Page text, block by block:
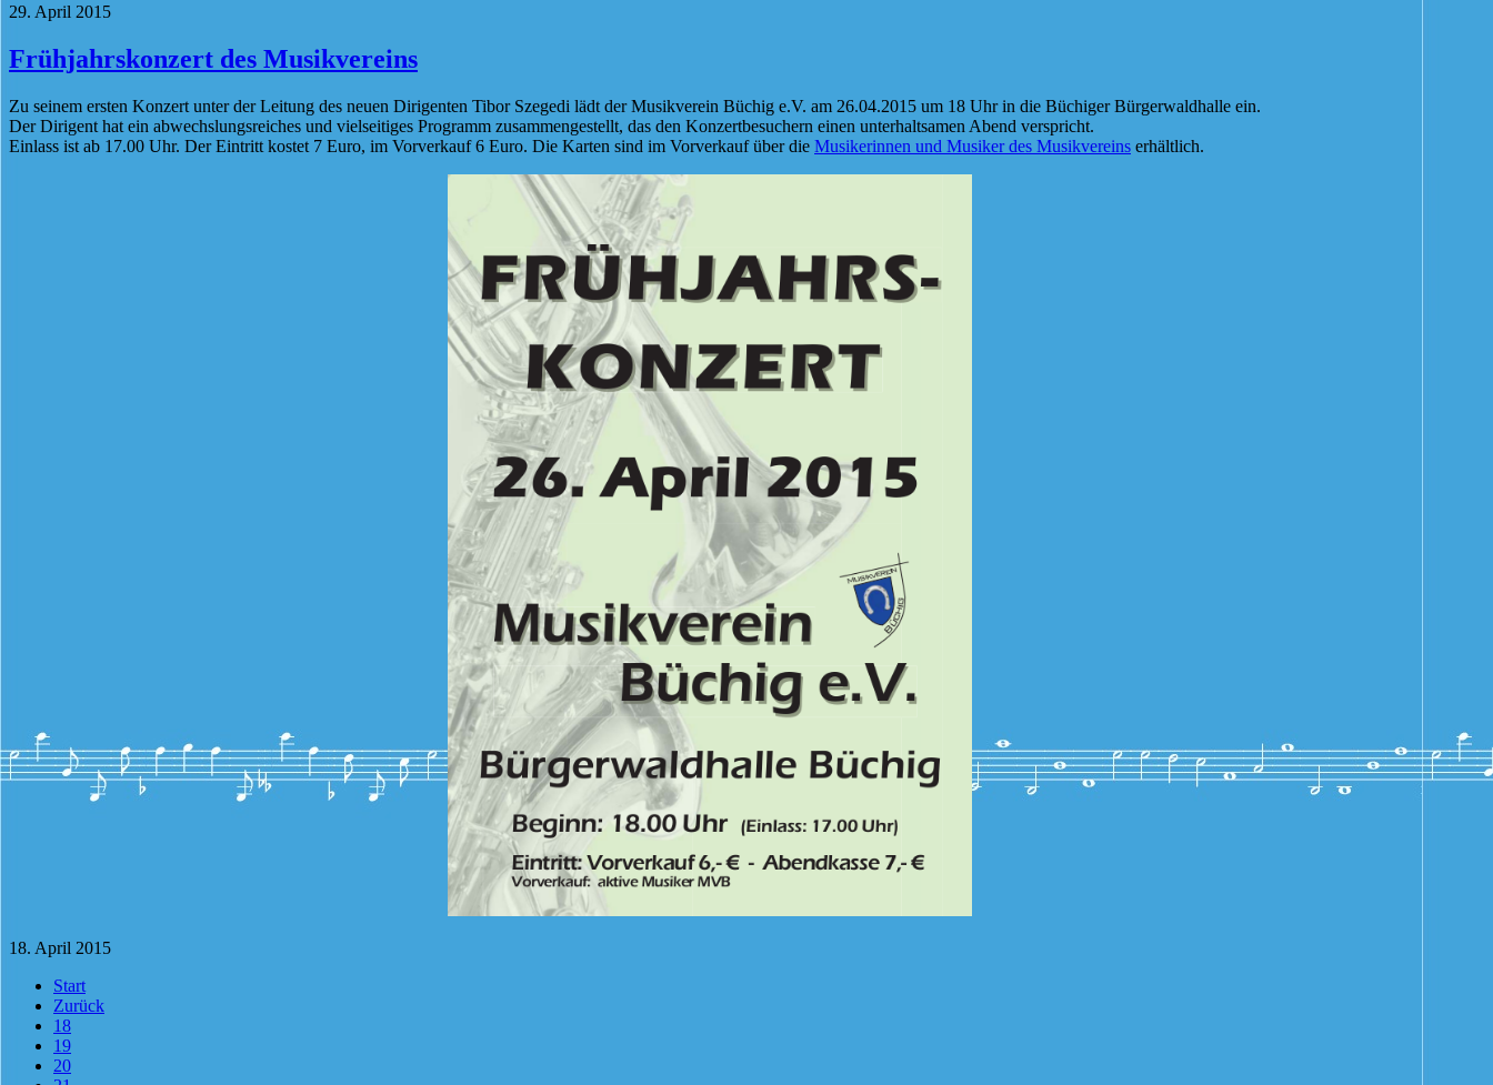
29. April 2015
Frühjahrskonzert des Musikvereins
Zu seinem ersten Konzert unter der Leitung des neuen Dirigenten Tibor Szegedi lädt der Musikverein Büchig e.V. am 26.04.2015 um 18 Uhr in die Büchiger Bürgerwaldhalle ein.
Der Dirigent hat ein abwechslungsreiches und vielseitiges Programm zusammengestellt, das den Konzertbesuchern einen unterhaltsamen Abend verspricht.
Einlass ist ab 17.00 Uhr. Der Eintritt kostet 7 Euro, im Vorverkauf 6 Euro. Die Karten sind im Vorverkauf über die Musikerinnen und Musiker des Musikvereins erhältlich.
18. April 2015
Start
Zurück
18
19
20